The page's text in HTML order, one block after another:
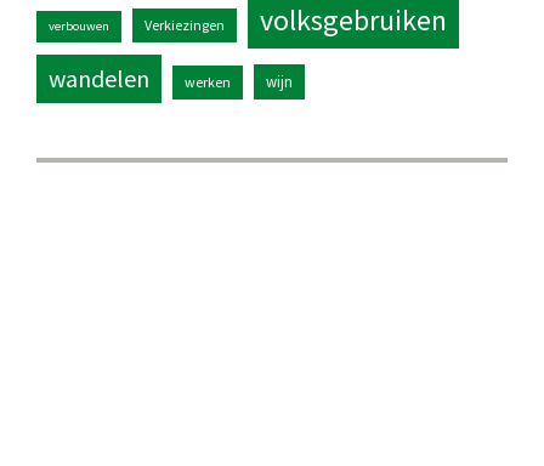
verbouwen Verkiezingen volksgebruiken
wandelen werken wijn